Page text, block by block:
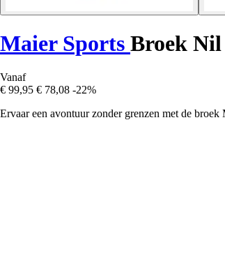
Maier Sports Broek Nil
Vanaf
€ 99,95 € 78,08 -22%
Ervaar een avontuur zonder grenzen met de